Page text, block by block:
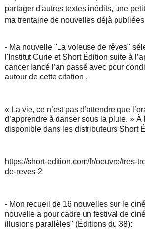
partager d'autres textes inédits, une
ma trentaine de nouvelles déjà publiées
- Ma nouvelle "La voleuse de rêves"
l'Institut Curie et Short Édition suite à
cancer lancé l’an passé avec pour
autour de cette citation ,
« La vie, ce n’est pas d’attendre que
d’apprendre à danser sous la pluie. »
disponible dans les distributeurs Short
https://short-edition.com/fr/oeuvre/tres-
de-reves-2
- Mon recueil de 16 nouvelles sur le
nouvelle a pour cadre un festival de
illusions parallèles" (Éditions du 38):